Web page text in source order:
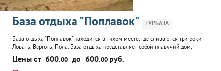
База отдыха "Поплавок" ТУРБАЗА
База отдыха "Поплавок" находится в тихом месте, где сливаются три реки
Ловать, Верготь, Пола. База отдыха представляет собой плавучий дом,
который может принять 16 человек. К услугам отдыхающих: прокат лодок с
моторами, охота, рыбалка, можно воспользоваться услугами егеря.
Цены от 600.00 до 600.00 руб.